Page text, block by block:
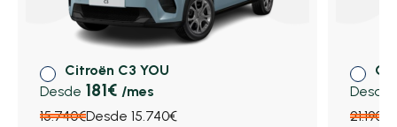
Citroën C3 YOU
Desde 181€ /mes
15.740€Desde 15.740€
Desde
21.190€